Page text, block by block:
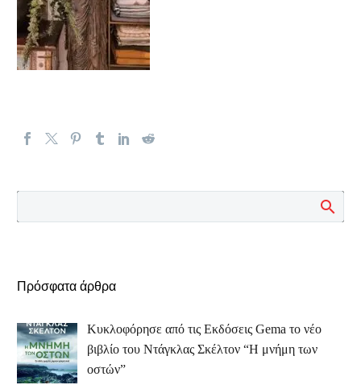
Πρόσφατα άρθρα
Κυκλοφόρησε από τις Εκδόσεις Gema το νέο
βιβλίο του Ντάγκλας Σκέλτον “Η μνήμη των
οστών”